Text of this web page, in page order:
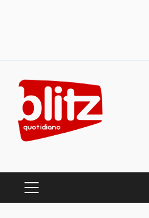
content
PRIMARY